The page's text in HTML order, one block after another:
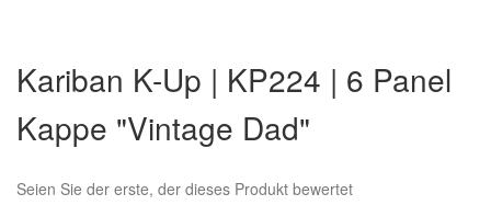
der
Bildergalerie
springen
Kariban K-Up | KP224 | 6 Panel
Kappe "Vintage Dad"
Seien Sie der erste, der dieses Produkt bewertet